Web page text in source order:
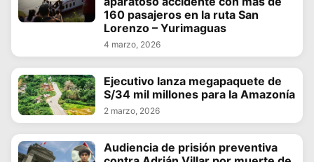
160 pasajeros en la ruta San
Lorenzo – Yurimaguas
4 marzo, 2026
Ejecutivo lanza megapaquete de
S/34 mil millones para la Amazonía
2 marzo, 2026
Audiencia de prisión preventiva